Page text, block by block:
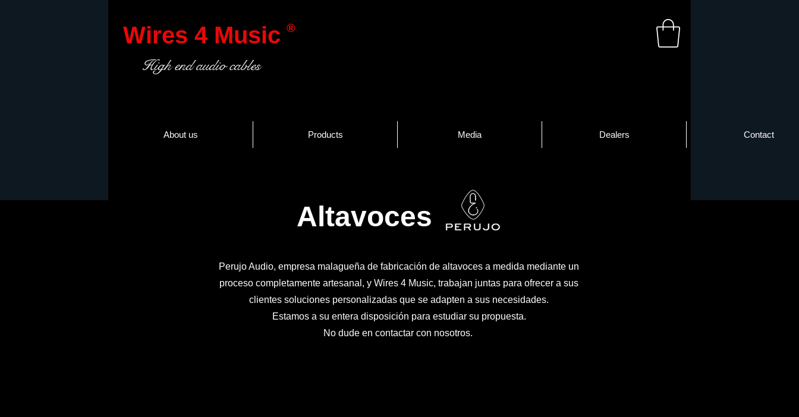
Wires 4 Music ®
High end audio cables
About us Products Media Dealers Contact
Altavoces
Perujo Audio, empresa malagueña de fabricación de altavoces a medida mediante un
proceso completamente artesanal, y Wires 4 Music, trabajan juntas para ofrecer a sus
clientes soluciones personalizadas que se adapten a sus necesidades.
Estamos a su entera disposición para estudiar su propuesta.
No dude en contactar con nosotros.